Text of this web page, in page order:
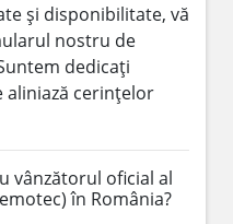
și disponibilitate, vă
nostru de
dedicați
aliniază cerințelor
vânzătorul oficial al
în România?